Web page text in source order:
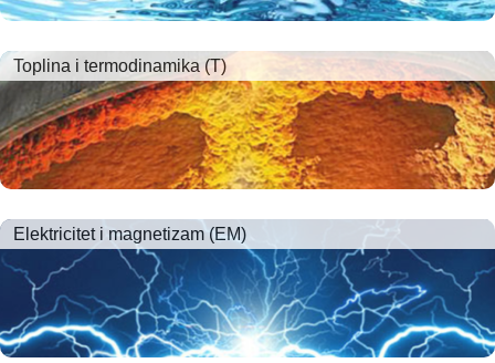
Toplina i termodinamika (T)
Elektricitet i magnetizam (EM)